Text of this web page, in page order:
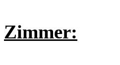
Zimmer: